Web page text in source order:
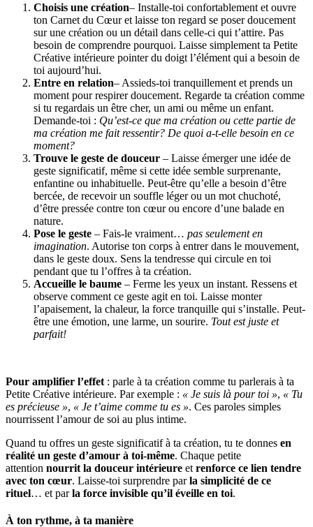
Choisis une création– Installe-toi confortablement et ouvre
ton Carnet du Cœur et laisse ton regard se poser doucement
sur une création ou un détail dans celle-ci qui t’attire. Pas
besoin de comprendre pourquoi. Laisse simplement ta Petite
Créative intérieure pointer du doigt l’élément qui a besoin de
toi aujourd’hui.
Entre en relation– Assieds-toi tranquillement et prends un
moment pour respirer doucement. Regarde ta création comme
si tu regardais un être cher, un ami ou même un enfant.
Demande-toi : Qu’est-ce que ma création ou cette partie de
ma création me fait ressentir? De quoi a-t-elle besoin en ce
moment?
Trouve le geste de douceur – Laisse émerger une idée de
geste significatif, même si cette idée semble surprenante,
enfantine ou inhabituelle. Peut-être qu’elle a besoin d’être
bercée, de recevoir un souffle léger ou un mot chuchoté,
d’être pressée contre ton cœur ou encore d’une balade en
nature.
Pose le geste – Fais-le vraiment… pas seulement en
imagination. Autorise ton corps à entrer dans le mouvement,
dans le geste doux. Sens la tendresse qui circule en toi
pendant que tu l’offres à ta création.
Accueille le baume – Ferme les yeux un instant. Ressens et
observe comment ce geste agit en toi. Laisse monter
l’apaisement, la chaleur, la force tranquille qui s’installe. Peut-
être une émotion, une larme, un sourire. Tout est juste et
parfait!
Pour amplifier l’effet : parle à ta création comme tu parlerais à ta
Petite Créative intérieure. Par exemple : « Je suis là pour toi », « Tu
es précieuse », « Je t’aime comme tu es ». Ces paroles simples
nourrissent l’amour de soi au plus intime.
Quand tu offres un geste significatif à ta création, tu te donnes en
réalité un geste d’amour à toi-même. Chaque petite
attention nourrit la douceur intérieure et renforce ce lien tendre
avec ton cœur. Laisse-toi surprendre parla simplicité de ce
rituel… et parla force invisible qu’il éveille en toi.
À ton rythme, à ta manière